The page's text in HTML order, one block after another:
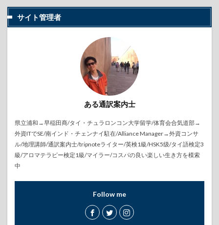
サイト管理者
ある通訳案内士
県立浦和→早稲田商/タイ・チュラロンコン大学留学/体育会合気道部→
外資ITでSE/南インド・チェンナイ駐在/Alliance Manager→外資コンサ
ル/地理講師/通訳案内士/tripnoteライター/英検1級/HSK5级/タイ語検定3
級/アロマテラピー検定1級/マイラー/コスパの良い楽しい生き方を模索
中
Follow me